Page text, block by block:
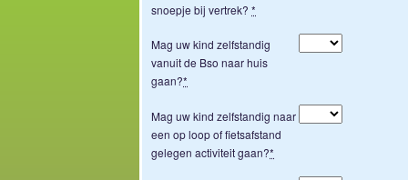
snoepje bij vertrek?*
Mag uw kind zelfstandig
vanuit de Bso naar huis
gaan?*
Mag uw kind zelfstandig naar
een op loop of fietsafstand
gelegen activiteit gaan?*